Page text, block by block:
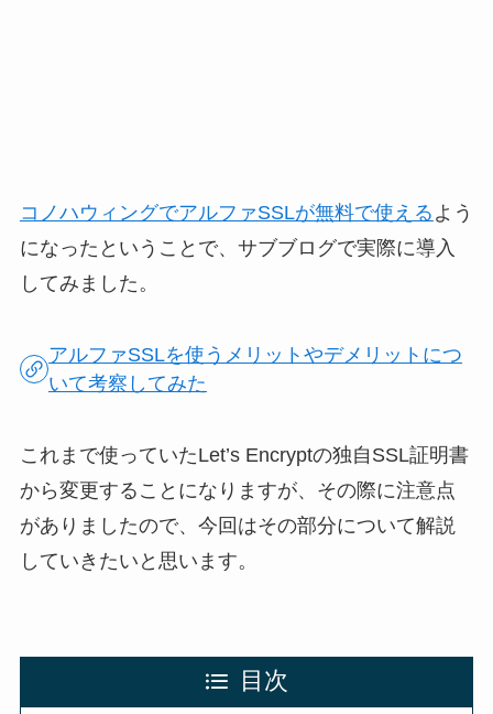
コノハウィングでアルファSSLが無料で使える よう
になったということで、サブブログで実際に導入
してみました。
アルファSSLを使うメリットやデメリットにつ
いて考察してみた
これまで使っていたLet’s Encryptの独自SSL証明書
から変更することになりますが、その際に注意点
がありましたので、今回はその部分について解説
していきたいと思います。
目次